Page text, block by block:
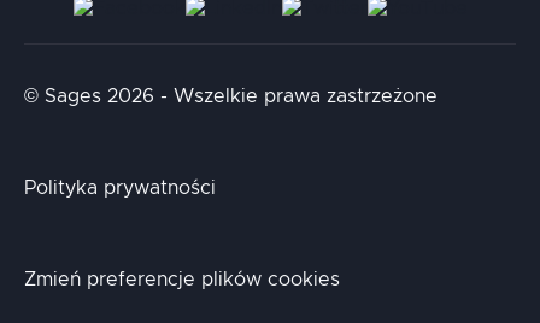
AI & NLP Day
© Sages 2026 - Wszelkie prawa zastrzeżone
Polityka prywatności
Zmień preferencje plików cookies